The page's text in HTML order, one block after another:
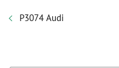
P3074 Audi